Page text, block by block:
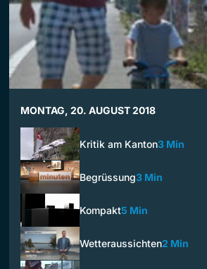
MONTAG, 20. AUGUST 2018
Kritik am Kanton3 Min
Begrüssung3 Min
Kompakt5 Min
Wetteraussichten2 Min